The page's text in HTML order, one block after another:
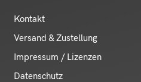
Kontakt
Versand & Zustellung
Impressum / Lizenzen
Datenschutz